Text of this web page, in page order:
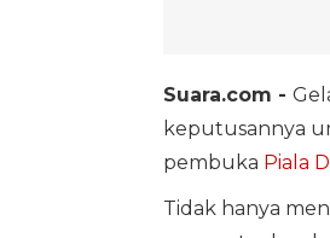
Suara.com -
keputusannya
pembuka Piala
Tidak hanya